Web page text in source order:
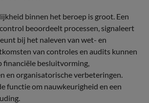
binnen het beroep is groot. Een
beoordeelt processen, signaleert
bij het naleven van wet- en
van controles en audits kunnen
financiële besluitvorming,
en organisatorische verbeteringen.
functie om nauwkeurigheid en een